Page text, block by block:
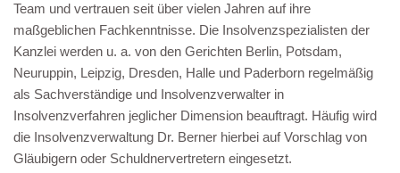
Team und vertrauen seit über vielen Jahren auf ihre
maßgeblichen Fachkenntnisse. Die Insolvenzspezialisten der
Kanzlei werden u. a. von den Gerichten Berlin, Potsdam,
Neuruppin, Leipzig, Dresden, Halle und Paderborn regelmäßig
als Sachverständige und Insolvenzverwalter in
Insolvenzverfahren jeglicher Dimension beauftragt. Häufig wird
die Insolvenzverwaltung Dr. Berner hierbei auf Vorschlag von
Gläubigern oder Schuldnervertretern eingesetzt.